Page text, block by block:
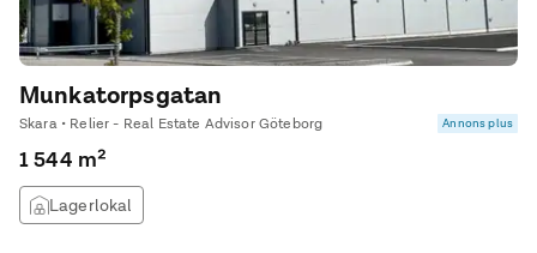
Munkatorpsgatan
Skara • Relier - Real Estate Advisor Göteborg Annons plus
1 544 m²
Lagerlokal